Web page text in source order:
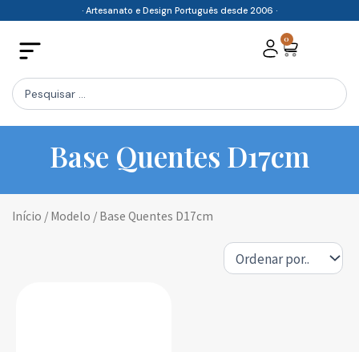
content
· Artesanato e Design Português desde 2006 ·
0
Cart
Search
...
Base Quentes D17cm
Início / Modelo / Base Quentes D17cm